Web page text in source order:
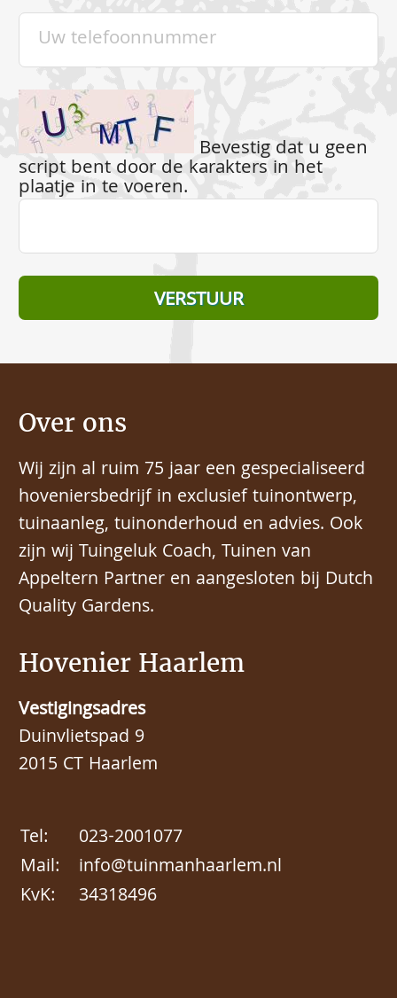
Bevestig dat u geen
script bent door de karakters in het
plaatje in te voeren.
Hovenier Haarlem
Vestigingsadres
Duinvlietspad 9
2015 CT Haarlem
Tel:
023-2001077
Mail:
info@tuinmanhaarlem.nl
KvK:
34318496
Over ons
Wij zijn al ruim 75 jaar een gespecialiseerd
hoveniersbedrijf in exclusief tuinontwerp,
tuinaanleg, tuinonderhoud en advies. Ook
zijn wij Tuingeluk Coach, Tuinen van
Appeltern Partner en aangesloten bij Dutch
Quality Gardens.